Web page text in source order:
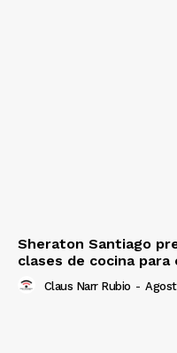
Sheraton Santiago
clases de cocina
Claus Narr Rubio -